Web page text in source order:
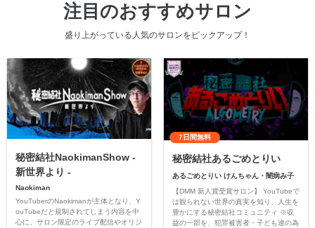
注目のおすすめサロン
盛り上がっている人気のサロンをピックアップ！
秘密結社NaokimanShow -
新世界より -
Naokiman
YouTuberのNaokimanが主体となり、Y
ouTubeだと規制されてしまう内容を中
心に、サロン限定のライブ配信やオリジ
7日間無料
秘密結社あるごめとりい
あるごめとりい けんちゃん・闇病み子
【DMM 新人賞受賞サロン】 YouTubeで
は観られない世界の真実を知り、人生を
豊かにする秘密結社コミュニティ ※収
益の一部を、犯罪被害者・子ども達の為